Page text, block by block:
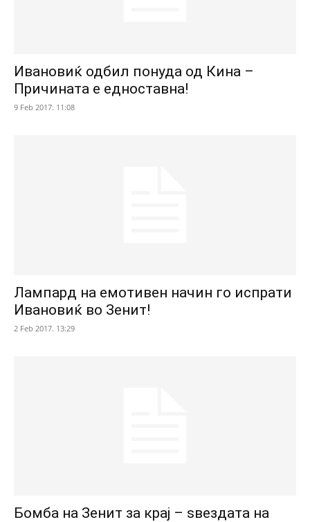
Ивановиќ одбил понуда од Кина –
Причината е едноставна!
9 Feb 2017. 11:08
Лампард на емотивен начин го испрати
Ивановиќ во Зенит!
2 Feb 2017. 13:29
Бомба на Зенит за крај – ѕвездата на